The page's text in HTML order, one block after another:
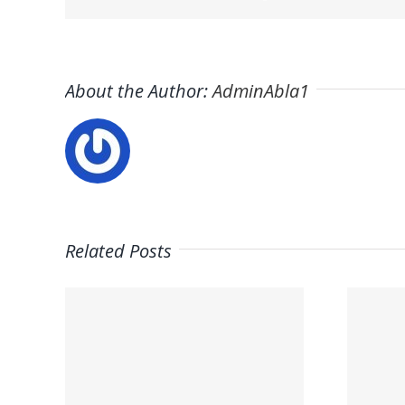
About the Author:AdminAbla1
Related Posts